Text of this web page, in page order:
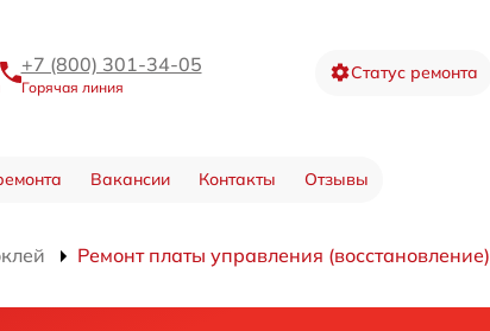
+7 (800) 301-34-05
Горячая линия
Статус ремонта
Вакансии Контакты Отзывы
Ремонт платы управления (восстановление)